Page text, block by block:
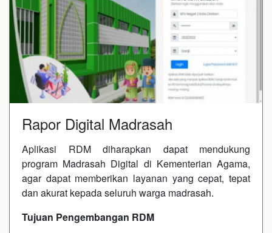
Rapor Digital Madrasah
Aplikasi RDM diharapkan dapat mendukung
program Madrasah Digital di Kementerian Agama,
agar dapat memberikan layanan yang cepat, tepat
dan akurat kepada seluruh warga madrasah.
Tujuan Pengembangan RDM